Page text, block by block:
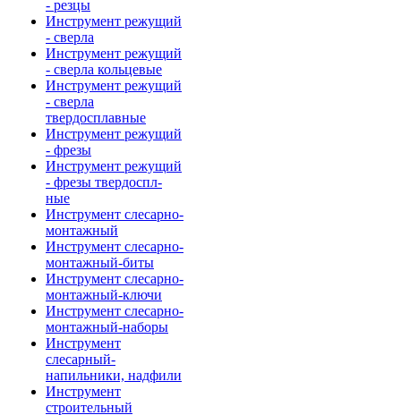
- резцы
Инструмент режущий
- сверла
Инструмент режущий
- сверла кольцевые
Инструмент режущий
- сверла
твердосплавные
Инструмент режущий
- фрезы
Инструмент режущий
- фрезы твердоспл-
ные
Инструмент слесарно-
монтажный
Инструмент слесарно-
монтажный-биты
Инструмент слесарно-
монтажный-ключи
Инструмент слесарно-
монтажный-наборы
Инструмент
слесарный-
напильники, надфили
Инструмент
строительный